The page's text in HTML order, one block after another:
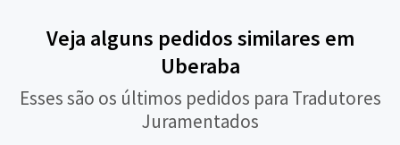
Veja alguns pedidos similares em
Uberaba
Esses são os últimos pedidos para Tradutores
Juramentados